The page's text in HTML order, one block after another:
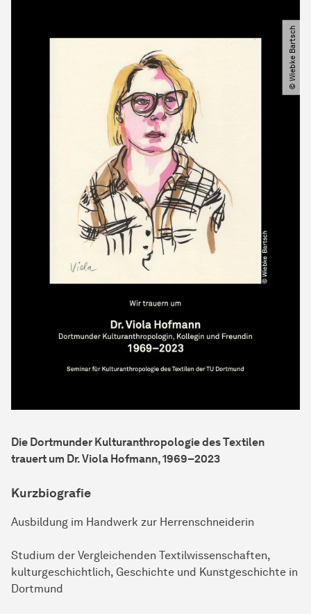
Die Dortmunder Kulturanthropologie des Textilen
trauert um Dr. Viola Hofmann, 1969–2023
© Wiebke Bartsch
Kurzbiografie
Ausbildung im Handwerk zur Herrenschneiderin
Studium der Vergleichenden Textilwissenschaften,
kulturgeschichtlich, Geschichte und Kunstgeschichte in
Dortmund